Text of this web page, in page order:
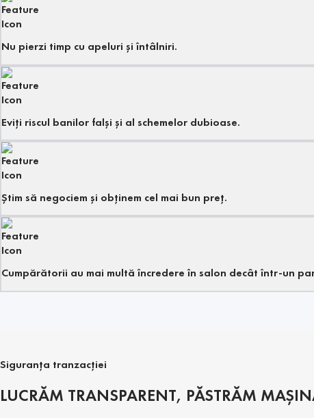
Nu pierzi timp cu apeluri și întâlniri.
Eviți riscul banilor falși și al schemelor dubioase.
Știm să negociem și obținem cel mai bun preț.
Cumpărătorii au mai multă încredere în salon decât într-un
Siguranța tranzacției
LUCRĂM TRANSPARENT, PĂSTRĂM